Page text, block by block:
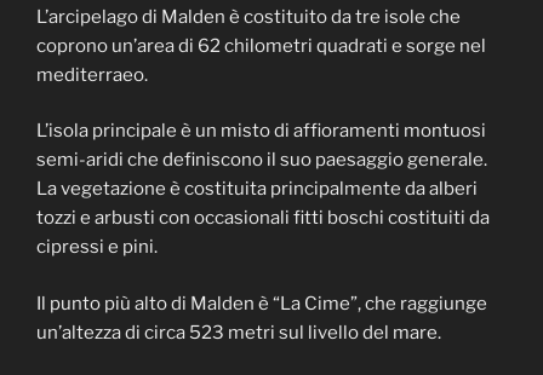
L’arcipelago di Malden è costituito da tre isole che
coprono un’area di 62 chilometri quadrati e sorge nel
mediterraeo.
L’isola principale è un misto di affioramenti montuosi
semi-aridi che definiscono il suo paesaggio generale.
La vegetazione è costituita principalmente da alberi
tozzi e arbusti con occasionali fitti boschi costituiti da
cipressi e pini.
Il punto più alto di Malden è “La Cime”, che raggiunge
un’altezza di circa 523 metri sul livello del mare.